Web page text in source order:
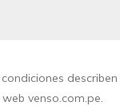
describen
venso.com.pe.